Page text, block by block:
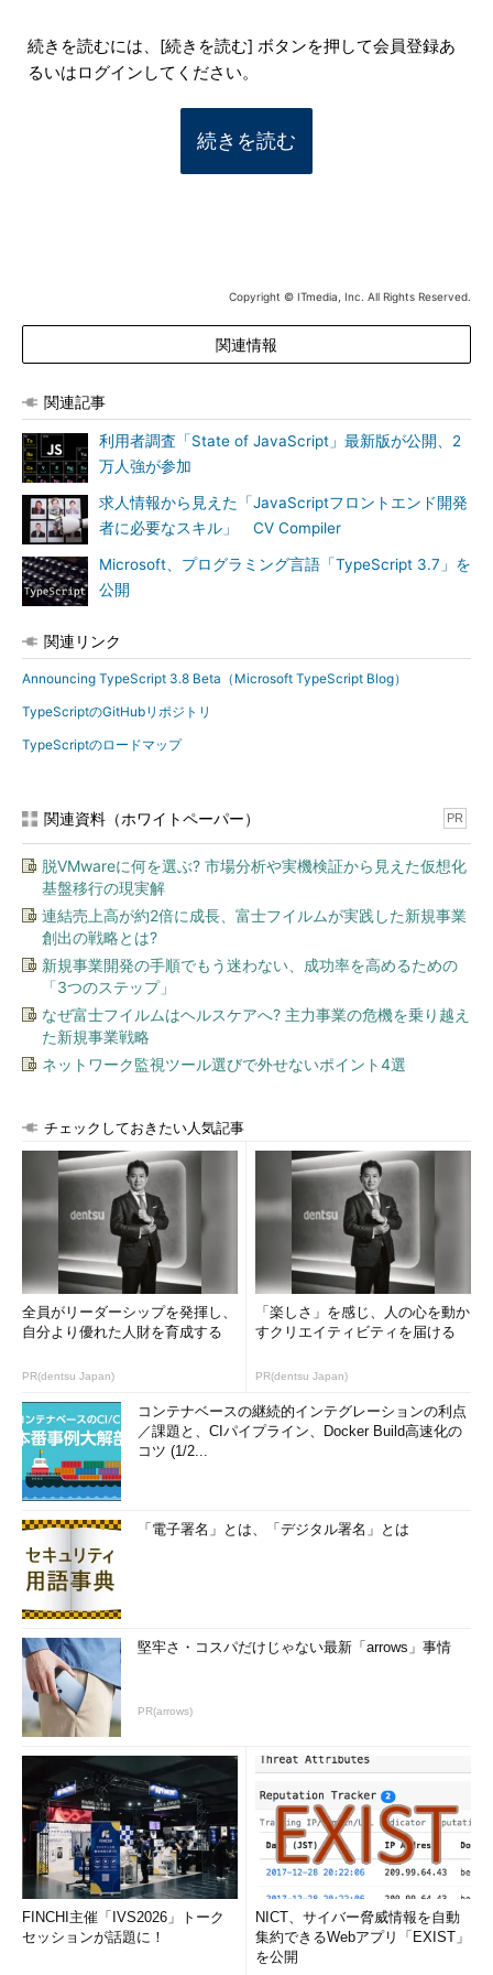
続きを読むには、[続きを読む] ボタンを押して会員登録あ
るいはログインしてください。
続きを読む
Copyright © ITmedia, Inc. All Rights Reserved.
関連情報
関連記事
利用者調査「State of JavaScript」最新版が公開、2
万人強が参加
求人情報から見えた「JavaScriptフロントエンド開発
者に必要なスキル」 CV Compiler
Microsoft、プログラミング言語「TypeScript 3.7」を
公開
関連リンク
Announcing TypeScript 3.8 Beta（Microsoft TypeScript Blog）
TypeScriptのGitHubリポジトリ
TypeScriptのロードマップ
関連資料（ホワイトペーパー） PR
脱VMwareに何を選ぶ? 市場分析や実機検証から見えた仮想化
基盤移行の現実解
連結売上高が約2倍に成長、富士フイルムが実践した新規事業
創出の戦略とは?
新規事業開発の手順でもう迷わない、成功率を高めるための
「3つのステップ」
なぜ富士フイルムはヘルスケアへ? 主力事業の危機を乗り越え
た新規事業戦略
ネットワーク監視ツール選びで外せないポイント4選
チェックしておきたい人気記事
全員がリーダーシップを発揮し、
自分より優れた人財を育成する
PR(dentsu Japan)
「楽しさ」を感じ、人の心を動か
すクリエイティビティを届ける
PR(dentsu Japan)
コンテナベースの継続的インテグレーションの利点
／課題と、CIパイプライン、Docker Build高速化の
コツ (1/2...
「電子署名」とは、「デジタル署名」とは
堅牢さ・コスパだけじゃない最新「arrows」事情
PR(arrows)
FINCHI主催「IVS2026」トーク
セッションが話題に！
NICT、サイバー脅威情報を自動
集約できるWebアプリ「EXIST」
を公開